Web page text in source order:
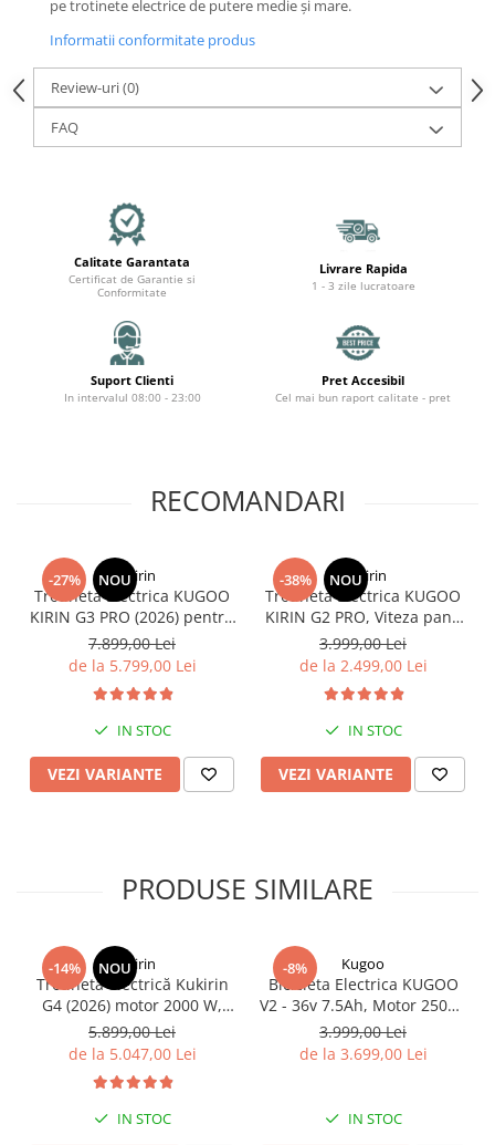
Transmisii & lanțuri
Claxoane / sonerii (timbres)
Frâne
Discuri de frana
Plăcuțe de frână
Manete de frână
Consumabile & Unelte
Conectori
Unelte & truse
Adezivi & pastă termoconductoare
Rulouri de nichel
pe trotinete electrice de putere medie și mare.
Informatii conformitate produs
Review-uri(0)
FAQ
Calitate Garantata
Certificat de Garantie si
Conformitate
Livrare Rapida
1 - 3 zile lucratoare
Suport Clienti
In intervalul 08:00 - 23:00
Pret Accesibil
Cel mai bun raport calitate - pret
RECOMANDARI
-27% NOU
KuKirin
Trotineta Electrica KUGOO
KIRIN G3 PRO (2026) pentru
Teren Accidentat (Off-Road
Electric Scooter) - Motor
Dual 2x1200W, Autonomie
de 80km, Viteză Până la
65km/h, Baterie 52V 23.2Ah
7.899,00 Lei
de la 5.799,00 Lei
IN STOC
VEZI VARIANTE
-38% NOU
KuKirin
Trotineta Electrica KUGOO
KIRIN G2 PRO, Viteza pana
la 45km/h, Autonomie
55Km, Motor 600W, 48V
15Ah
3.999,00 Lei
de la 2.499,00 Lei
IN STOC
VEZI VARIANTE
PRODUSE SIMILARE
-14% NOU
KuKirin
Trotinetă electrică Kukirin
G4 (2026) motor 2000 W,
viteză maximă 70 km/h,
baterie cu litiu 60 V 20 Ah,
anvelope de 11 inchi
5.899,00 Lei
de la 5.047,00 Lei
IN STOC
-8% Kugoo
Bicicleta Electrica KUGOO
V2 - 36v 7.5Ah, Motor 250W,
25Km/h, Roti 20''
3.999,00 Lei
de la 3.699,00 Lei
IN STOC